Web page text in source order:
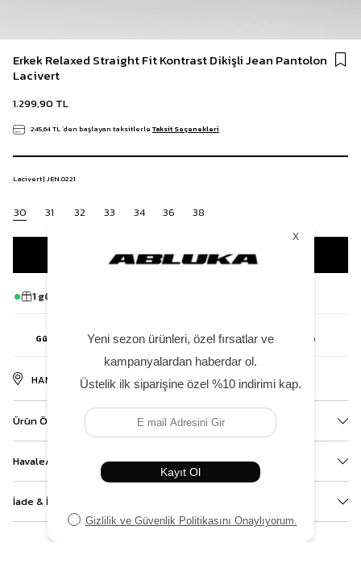
Erkek Relaxed Straight Fit Kontrast Dikişli Jean Pantolon
Lacivert
1.299,90 TL
245,64 TL`den başlayan taksitlerle Taksit Seçenekleri
Lacivert | JEN.0221
30 31 32 33 34 36 38
1 gün 15 saat
Güvenli Ödeme Hızlı Teslimat
1-3 iş günü
Kolay İade
HANGI MAĞAZADA VAR?
Ürün Özellikleri
Havale/EFT ve Kapıda Ödeme Bilgileri
İade & İptal